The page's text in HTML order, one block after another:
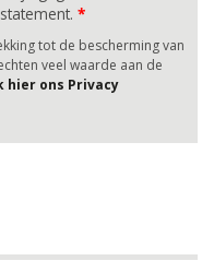
*
tot de bescherming van
veel waarde aan de
hier ons Privacy